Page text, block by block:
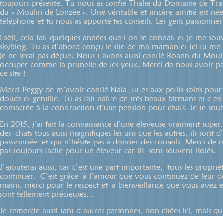
toujours présente. Tu nous as confié Thalie du Domaine de
du « Moulin de Lonzée ». Une véritable et sincère amitié est
téléphone et tu nous as apporté tes conseils. Les gens
Laëli, cela fait quelques années que l’on se connait et je me
skyblog. Tu as d’abord conçu le site de ma maman et ici tu
je ne serai pas déçue. Nous t’avons aussi confié Boann du
occuper comme la prunelle de tes yeux. Merci de nous avoir
ce site !
Merci Peggy de m’avoir confié Nala, tu es aux petits soins
douce et gentille. Tu as fait naître de très beaux birmans et
consacrée à la construction d’une pension pour chats. Je te
En 2015, j’ai fait la connaissance d’une éleveuse vraiment
des chats tous aussi magnifiques les uns que les autres, ils
passionnée et qui n’hésite pas à donner des conseils. Merci
pas toujours facile pour un éleveur car ils sont souvent isolés.
J’ajouterai aussi, car c’est une part importante, tous les
continuer. C’est grâce à l’amour que vous continuez de leur
mains, merci pour le respect et la bienveillance que vous avez
sont tellement précieuses…
Je remercie aussi tant d’autres personnes, non citées ici, mais